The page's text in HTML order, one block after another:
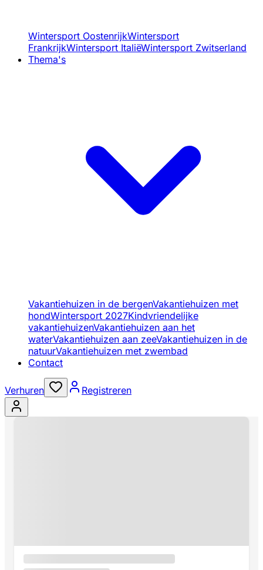
Wintersport OostenrijkWintersport
FrankrijkWintersport ItaliëWintersport Zwitserland
Thema's
Vakantiehuizen in de bergenVakantiehuizen met
hondWintersport 2027Kindvriendelijke
vakantiehuizenVakantiehuizen aan het
waterVakantiehuizen aan zeeVakantiehuizen in de
natuurVakantiehuizen met zwembad
Contact
Verhuren Registreren